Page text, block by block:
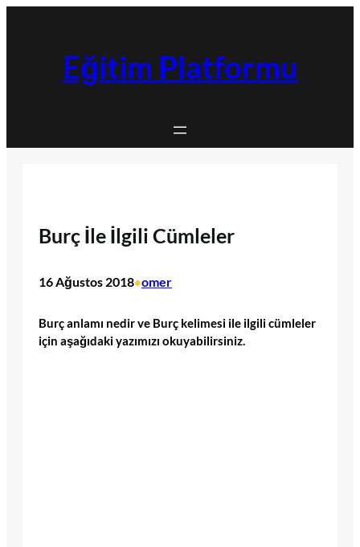
Eğitim Platformu
Burç İle İlgili Cümleler
16 Ağustos 2018•omer
Burç anlamı nedir ve Burç kelimesi ile ilgili cümleler
için aşağıdaki yazımızı okuyabilirsiniz.